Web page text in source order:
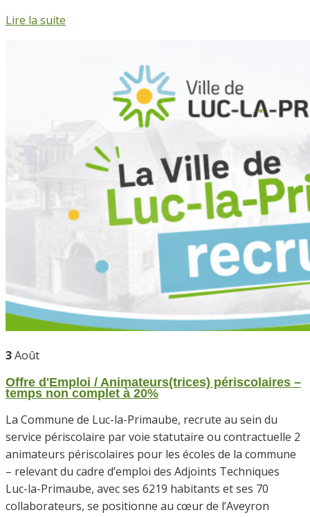
Lire la suite
3Août
Offre d'Emploi / Animateurs(trices) périscolaires –
temps non complet à 20%
La Commune de Luc-la-Primaube, recrute au sein du
service périscolaire par voie statutaire ou contractuelle 2
animateurs périscolaires pour les écoles de la commune
– relevant du cadre d’emploi des Adjoints Techniques
Luc-la-Primaube, avec ses 6219 habitants et ses 70
collaborateurs, se positionne au cœur de l’Aveyron